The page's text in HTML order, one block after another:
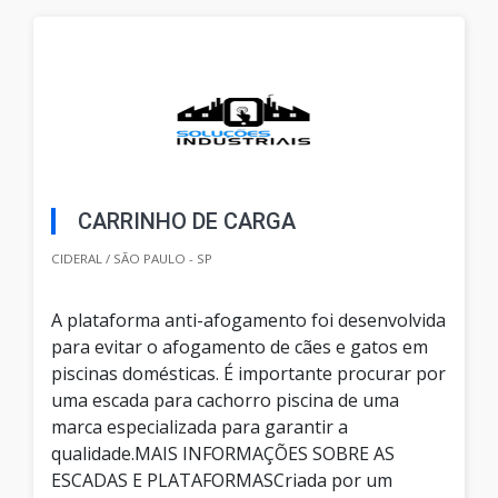
CARRINHO DE CARGA
CIDERAL / SÃO PAULO - SP
A plataforma anti-afogamento foi desenvolvida
para evitar o afogamento de cães e gatos em
piscinas domésticas. É importante procurar por
uma escada para cachorro piscina de uma
marca especializada para garantir a
qualidade.MAIS INFORMAÇÕES SOBRE AS
ESCADAS E PLATAFORMASCriada por um